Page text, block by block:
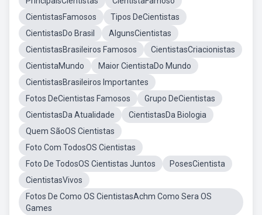
CientistasFamosos
Tipos DeCientistas
CientistasDo Brasil
AlgunsCientistas
CientistasBrasileiros Famosos
CientistasCriacionistas
CientistaMundo
Maior CientistaDo Mundo
CientistasBrasileiros Importantes
Fotos DeCientistas Famosos
Grupo DeCientistas
CientistasDa Atualidade
CientistasDa Biologia
Quem SãoOS Cientistas
Foto Com TodosOS Cientistas
Foto De TodosOS Cientistas Juntos
PosesCientista
CientistasVivos
Fotos De Como OS CientistasAchm Como Sera OS
Games